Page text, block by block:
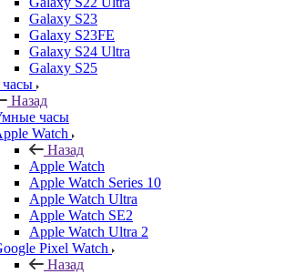
Galaxy S23
Galaxy S23FE
Galaxy S24 Ultra
Galaxy S25
Назад
часы
Watch
Назад
Apple Watch
Apple Watch Series 10
Apple Watch Ultra
Apple Watch SE2
Apple Watch Ultra 2
Pixel Watch
Назад